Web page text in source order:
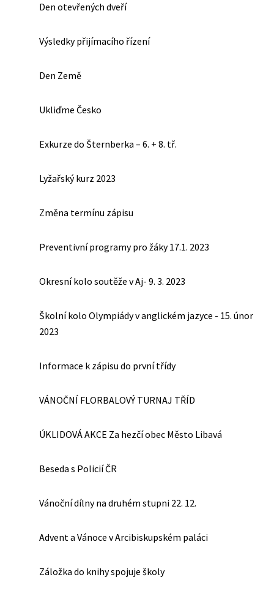
Den otevřených dveří
Výsledky přijímacího řízení
Den Země
Ukliďme Česko
Exkurze do Šternberka – 6. + 8. tř.
Lyžařský kurz 2023
Změna termínu zápisu
Preventivní programy pro žáky 17.1. 2023
Okresní kolo soutěže v Aj- 9. 3. 2023
Školní kolo Olympiády v anglickém jazyce - 15. únor
2023
Informace k zápisu do první třídy
VÁNOČNÍ FLORBALOVÝ TURNAJ TŘÍD
ÚKLIDOVÁ AKCE Za hezčí obec Město Libavá
Beseda s Policií ČR
Vánoční dílny na druhém stupni 22. 12.
Advent a Vánoce v Arcibiskupském paláci
Záložka do knihy spojuje školy